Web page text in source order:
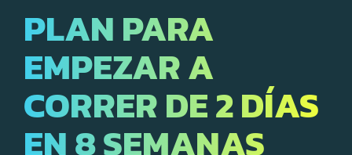
PLAN PARA
EMPEZAR A
CORRER DE 2 DÍAS
EN 8 SEMANAS